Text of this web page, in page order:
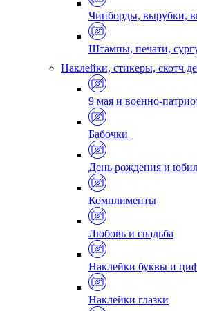
Чипборды, вырубки,
Штампы, печати,
Наклейки, стикеры, скотч
9 мая и военно-
Бабочки
День рождения и
Комплименты
Любовь и свадьба
Наклейки буквы и
Наклейки глазки